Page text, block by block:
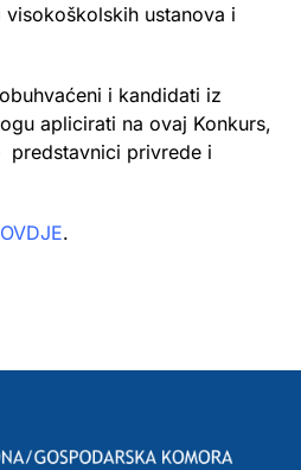
ustanova i
i kandidati iz
aplicirati na ovaj Konkurs,
predstavnici privrede i
OVDJE.